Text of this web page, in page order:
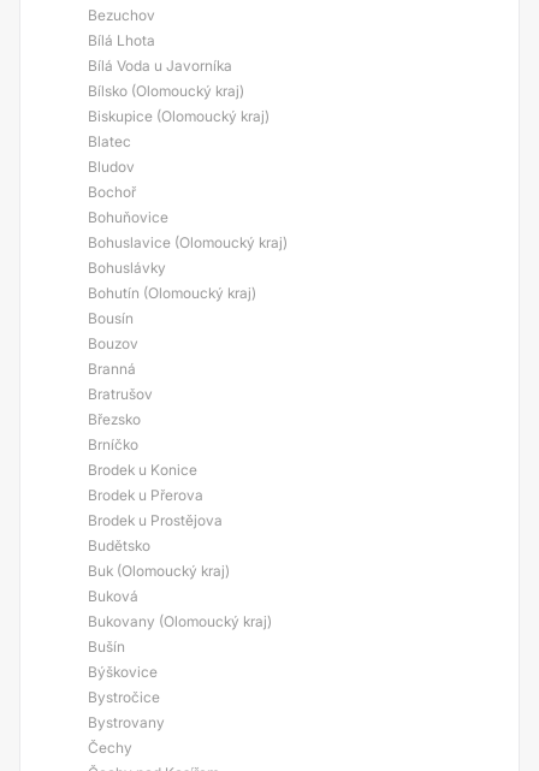
Bezuchov
Bílá Lhota
Bílá Voda u Javorníka
Bílsko (Olomoucký kraj)
Biskupice (Olomoucký kraj)
Blatec
Bludov
Bochoř
Bohuňovice
Bohuslavice (Olomoucký kraj)
Bohuslávky
Bohutín (Olomoucký kraj)
Bousín
Bouzov
Branná
Bratrušov
Březsko
Brníčko
Brodek u Konice
Brodek u Přerova
Brodek u Prostějova
Budětsko
Buk (Olomoucký kraj)
Buková
Bukovany (Olomoucký kraj)
Bušín
Býškovice
Bystročice
Bystrovany
Čechy